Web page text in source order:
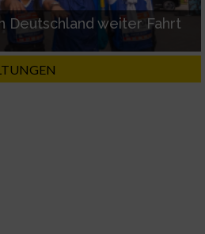
Deutschland weiter Fahrt